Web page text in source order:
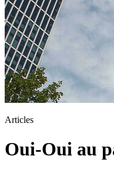
Articles
Oui-Oui au